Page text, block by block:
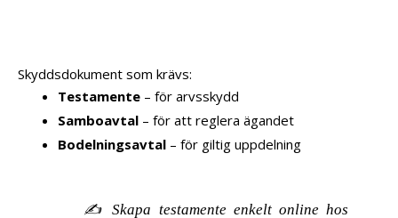
Skyddsdokument som krävs:
Testamente – för arvsskydd
Samboavtal – för att reglera ägandet
Bodelningsavtal – för giltig uppdelning
✍️Skapa testamente enkelt online hos